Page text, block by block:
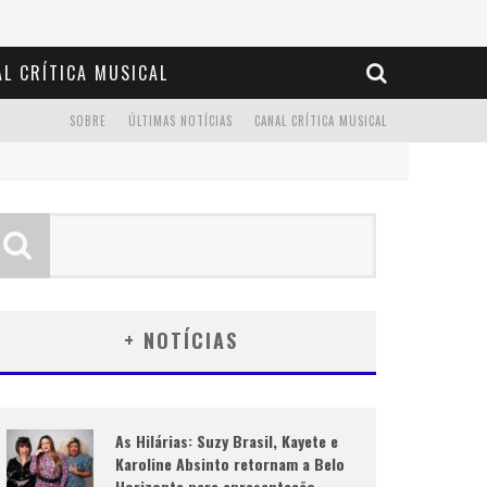
CRÍTICA MUSICAL
CANAL CRÍTICA MUSICAL
ÚLTIMAS NOTÍCIAS
SOBRE
+ NOTÍCIAS
As Hilárias: Suzy Brasil, Kayete e
Karoline Absinto retornam a Belo